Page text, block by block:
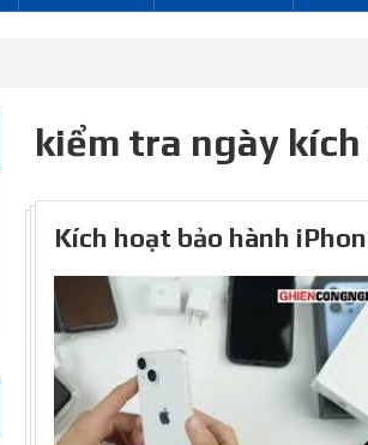
kiểm tra ngày
Kích hoạt bảo hành